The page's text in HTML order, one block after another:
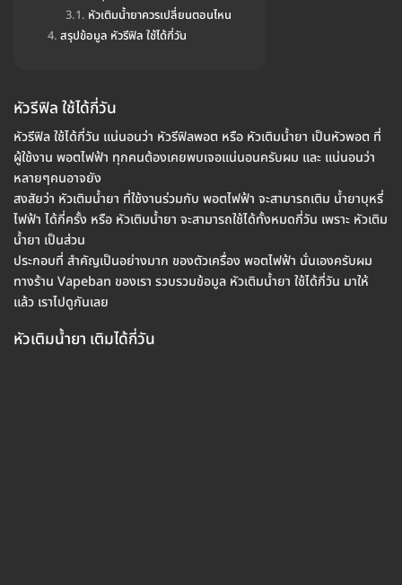
หัวเติมน้ำยาควรเปลี่ยนตอนไหน
สรุปข้อมูล หัวรีฟิล ใช้ได้กี่วัน
หัวรีฟิล ใช้ได้กี่วัน
หัวรีฟิล ใช้ได้กี่วัน แน่นอนว่า หัวรีฟิลพอต หรือ หัวเติมน้ำยา เป็นหัวพอต ที่
ผู้ใช้งาน พอตไฟฟ้า ทุกคนต้องเคยพบเจอแน่นอนครับผม และ แน่นอนว่า
หลายๆคนอาจยัง
สงสัยว่า หัวเติมน้ำยา ที่ใช้งานร่วมกับ พอตไฟฟ้า จะสามารถเติม น้ำยาบุหรี่
ไฟฟ้า ได้กี่ครั้ง หรือ หัวเติมน้ำยา จะสามารถใช้ได้ทั้งหมดกี่วัน เพราะ หัวเติม
น้ำยา เป็นส่วน
ประกอบที่ สำคัญเป็นอย่างมาก ของตัวเครื่อง พอตไฟฟ้า นั่นเองครับผม
ทางร้าน Vapeban ของเรา รวบรวมข้อมูล หัวเติมน้ำยา ใช้ได้กี่วัน มาให้
แล้ว เราไปดูกันเลย
หัวเติมน้ำยา เติมได้กี่วัน